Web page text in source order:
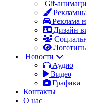
Gif-
Реклама
Дизайн
Новости
Аудио
Видео
Графика
Контакты
О нас